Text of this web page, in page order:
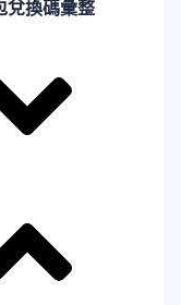
兌換碼彙整